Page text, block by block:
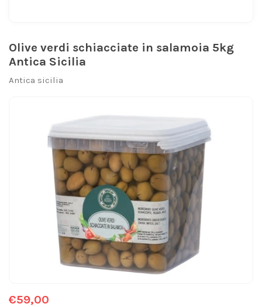
Olive verdi schiacciate in salamoia 5kg
Antica Sicilia
Antica sicilia
€59,00